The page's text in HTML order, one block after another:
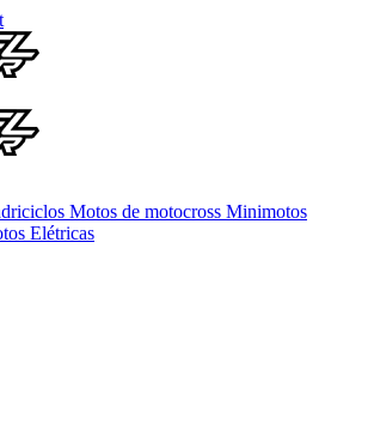
Motos de motocross Minimotos
Elétricas